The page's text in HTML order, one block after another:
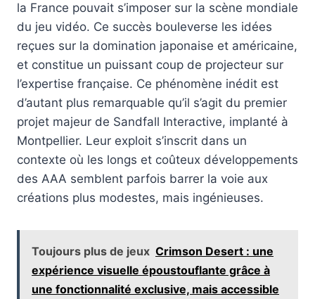
la France pouvait s’imposer sur la scène mondiale
du jeu vidéo. Ce succès bouleverse les idées
reçues sur la domination japonaise et américaine,
et constitue un puissant coup de projecteur sur
l’expertise française. Ce phénomène inédit est
d’autant plus remarquable qu’il s’agit du premier
projet majeur de Sandfall Interactive, implanté à
Montpellier. Leur exploit s’inscrit dans un
contexte où les longs et coûteux développements
des AAA semblent parfois barrer la voie aux
créations plus modestes, mais ingénieuses.
Toujours plus de jeux Crimson Desert : une
expérience visuelle époustouflante grâce à
une fonctionnalité exclusive, mais accessible